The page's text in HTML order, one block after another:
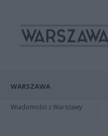
WARSZAWA
Wiadomości z Warszawy